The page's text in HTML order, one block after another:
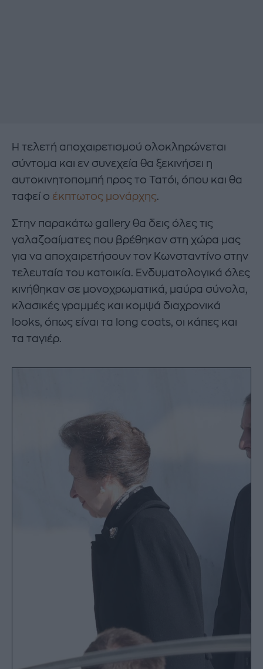
Η τελετή αποχαιρετισμού ολοκληρώνεται
σύντομα και εν συνεχεία θα ξεκινήσει η
αυτοκινητοπομπή προς το Τατόι, όπου και θα
ταφεί ο έκπτωτος μονάρχης.
Στην παρακάτω gallery θα δεις όλες τις
γαλαζοαίματες που βρέθηκαν στη χώρα μας
για να αποχαιρετήσουν τον Κωνσταντίνο στην
τελευταία του κατοικία. Ενδυματολογικά όλες
κινήθηκαν σε μονοχρωματικά, μαύρα σύνολα,
κλασικές γραμμές και κομψά διαχρονικά
looks, όπως είναι τα long coats, οι κάπες και
τα ταγιέρ.